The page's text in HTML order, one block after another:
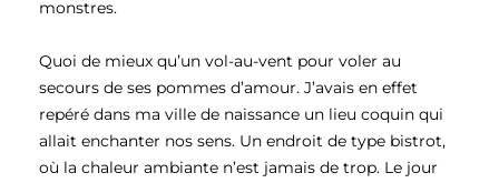
monstres.
Quoi de mieux qu’un vol-au-vent pour voler au
secours de ses pommes d’amour. J’avais en effet
repéré dans ma ville de naissance un lieu coquin qui
allait enchanter nos sens. Un endroit de type bistrot,
où la chaleur ambiante n’est jamais de trop. Le jour